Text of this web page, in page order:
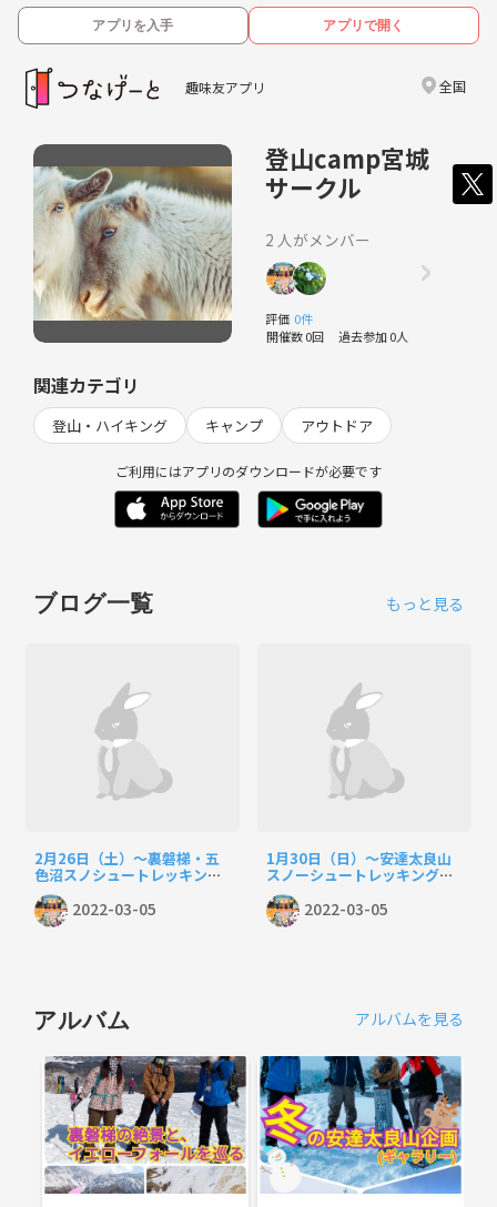
アプリを入手 アプリで開く
趣味友アプリ 全国
登山camp宮城
サークル
2 人がメンバー
評価 0件
開催数 0回 過去参加 0人
関連カテゴリ
登山・ハイキング キャンプ アウトドア
ご利用にはアプリのダウンロードが必要です
ブログ一覧 もっと見る
2月26日（土）～裏磐梯・五
色沼スノシュートレッキング
企画～
2022-03-05
1月30日（日）～安達太良山
スノーシュートレッキング企
画～
2022-03-05
アルバム アルバムを見る